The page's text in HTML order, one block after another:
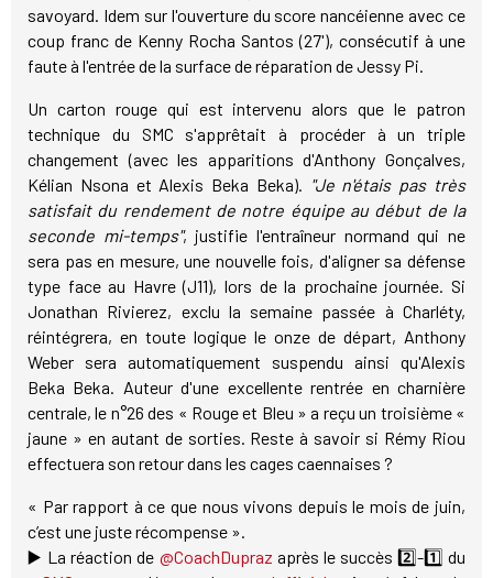
savoyard. Idem sur l'ouverture du score nancéienne avec ce
coup franc de Kenny Rocha Santos (27'), consécutif à une
faute à l'entrée de la surface de réparation de Jessy Pi.
Un carton rouge qui est intervenu alors que le patron
technique du SMC s'apprêtait à procéder à un triple
changement (avec les apparitions d'Anthony Gonçalves,
Kélian Nsona et Alexis Beka Beka). "Je n'étais pas très
satisfait du rendement de notre équipe au début de la
seconde mi-temps", justifie l'entraîneur normand qui ne
sera pas en mesure, une nouvelle fois, d'aligner sa défense
type face au Havre (J11), lors de la prochaine journée. Si
Jonathan Rivierez, exclu la semaine passée à Charléty,
réintégrera, en toute logique le onze de départ, Anthony
Weber sera automatiquement suspendu ainsi qu'Alexis
Beka Beka. Auteur d'une excellente rentrée en charnière
centrale, le n°26 des « Rouge et Bleu » a reçu un troisième «
jaune » en autant de sorties. Reste à savoir si Rémy Riou
effectuera son retour dans les cages caennaises ?
« Par rapport à ce que nous vivons depuis le mois de juin,
c’est une juste récompense ».
▶️ La réaction de @CoachDupraz après le succès 2️⃣-1️⃣ du